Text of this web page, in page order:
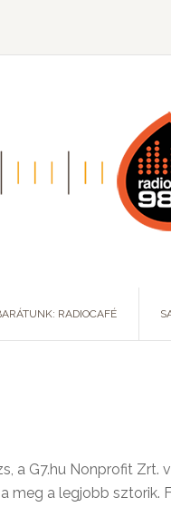
RADIOCAFÉ
a G7.hu Nonprofit Zrt.
meg a legjobb